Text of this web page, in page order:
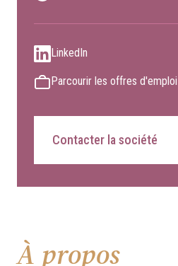
LinkedIn
Parcourir les offres d'emploi
Contacter la société
À propos